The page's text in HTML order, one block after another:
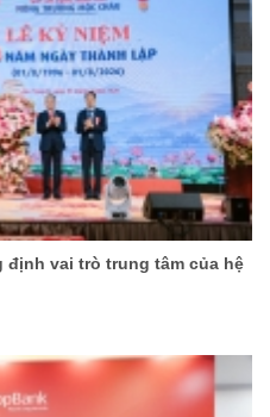
định vai trò trung tâm của hệ